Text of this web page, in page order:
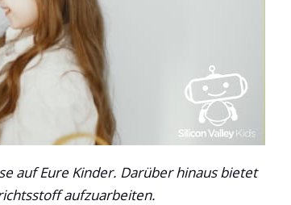
auf Eure Kinder. Darüber hinaus bietet
aufzuarbeiten.